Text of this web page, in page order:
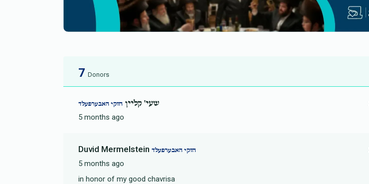
7 Donors
שעי' קליין חזקי האבערפעלד
5 months ago
Duvid Mermelstein חזקי האבערפעלד
5 months ago
in honor of my good chavrisa